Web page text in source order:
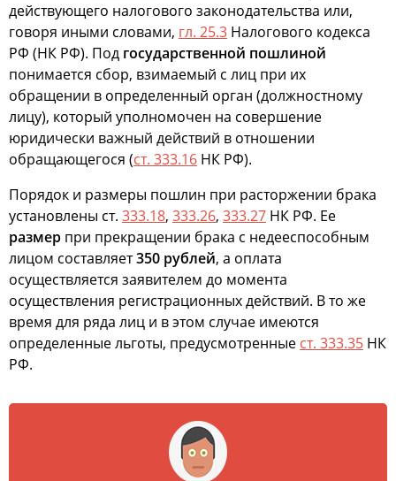
действующего налогового законодательства или,
говоря иными словами, гл. 25.3 Налогового кодекса
РФ (НК РФ). Под государственной пошлиной
понимается сбор, взимаемый с лиц при их
обращении в определенный орган (должностному
лицу), который уполномочен на совершение
юридически важный действий в отношении
обращающегося (ст. 333.16 НК РФ).
Порядок и размеры пошлин при расторжении брака
установлены ст. 333.18, 333.26, 333.27 НК РФ. Ее
размер при прекращении брака с недееспособным
лицом составляет350 рублей, а оплата
осуществляется заявителем до момента
осуществления регистрационных действий. В то же
время для ряда лиц и в этом случае имеются
определенные льготы, предусмотренные ст. 333.35 НК
РФ.